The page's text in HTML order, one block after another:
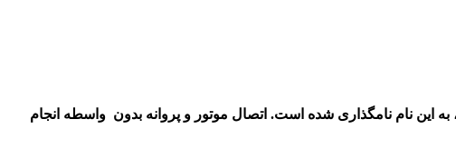
این نام نامگذاری شده است. اتصال موتور و پروانه بدون واسطه انجام